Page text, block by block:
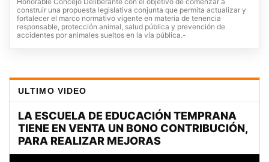
construir una propuesta legislativa conjunta que permita actualizar y
fortalecer el marco normativo vigente en materia de tenencia
responsable, protección animal, salud pública y prevención de
accidentes por animales sueltos en la vía pública.-
ULTIMO VIDEO